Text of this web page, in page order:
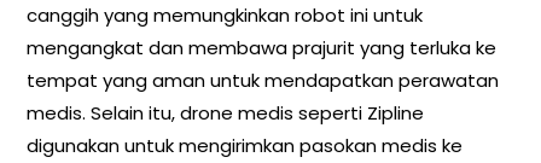
canggih yang memungkinkan robot ini untuk
mengangkat dan membawa prajurit yang terluka ke
tempat yang aman untuk mendapatkan perawatan
medis. Selain itu, drone medis seperti Zipline
digunakan untuk mengirimkan pasokan medis ke